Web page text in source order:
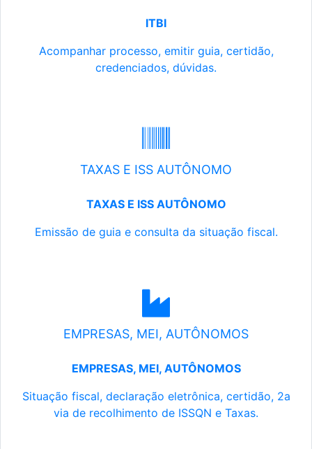
ITBI
Acompanhar processo, emitir guia, certidão,
credenciados, dúvidas.
TAXAS E ISS AUTÔNOMO
TAXAS E ISS AUTÔNOMO
Emissão de guia e consulta da situação fiscal.
EMPRESAS, MEI, AUTÔNOMOS
EMPRESAS, MEI, AUTÔNOMOS
Situação fiscal, declaração eletrônica, certidão, 2a
via de recolhimento de ISSQN e Taxas.